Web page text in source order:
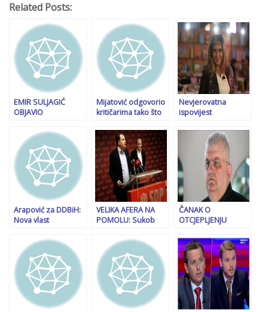
Related Posts:
EMIR SULJAGIĆ
OBJAVIO
“Zapad je tokom 90-
ih bio sve osim
neutralan, od BiH se
očekivalo da
ritualno izvrši
samo**istvo”
Mijatović odgovorio
kritičarima tako što
plaće i prihode
Nevjerovatna
ispovijest
Aleksandre
Mihajlović: Mama mi
je Srpkinja iz
Bratunca, otac
musliman iz
Srebrenice. Krenula
sam pješke da ga
tražim
Arapović za DDBiH:
Nova vlast
rekonstrukcije
Vijeća ministara
VELIKA AFERA NA
POMOLU: Sukob
Konjic, pozajmica za
Nikišćevu privatnu
firmu CTK, ali nema
posla bez
Grabovice
ČANAK O
OTCJEPLJENJU
ideja dolazi od…”